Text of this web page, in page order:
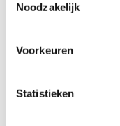
Noodzakelijk
Voorkeuren
Statistieken
30 x 5
Artikel Nr.